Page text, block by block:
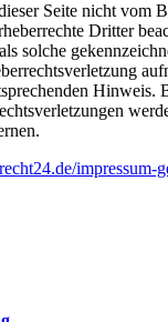
Seite nicht vom
Dritter
solche
Hinweis.
impressum-